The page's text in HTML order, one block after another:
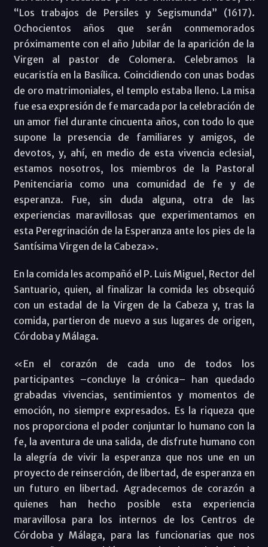
“Los trabajos de Persiles y Segismunda” (1617).
Ochocientos años que serán conmemorados
próximamente con el año Jubilar de la aparición de la
Virgen al pastor de Colomera. Celebramos la
eucaristía en la Basílica. Coincidiendo con unas bodas
de oro matrimoniales, el templo estaba lleno. La misa
fue esa expresión de fe marcada por la celebración de
un amor fiel durante cincuenta años, con todo lo que
supone la presencia de familiares y amigos, de
devotos, y, ahí, en medio de esta vivencia eclesial,
estamos nosotros, los miembros de la Pastoral
Penitenciaria como una comunidad de fe y de
esperanza. Fue, sin duda alguna, otra de las
experiencias maravillosas que experimentamos en
esta Peregrinación de la Esperanza ante los pies de la
Santísima Virgen de la Cabeza».
En la comida les acompañó el P. Luis Miguel, Rector del
Santuario, quien, al finalizar la comida les obsequió
con un estadal de la Virgen de la Cabeza y, tras la
comida, partieron de nuevo a sus lugares de origen,
Córdoba y Málaga.
«En el corazón de cada uno de todos los
participantes –concluye la crónica– han quedado
grabadas vivencias, sentimientos y momentos de
emoción, no siempre expresados. Es la riqueza que
nos proporciona el poder conjuntar lo humano con la
fe, la aventura de una salida, de disfrute humano con
la alegría de vivir la esperanza que nos une en un
proyecto de reinserción, de libertad, de esperanza en
un futuro en libertad. Agradecemos de corazón a
quienes han hecho posible esta experiencia
maravillosa para los internos de los Centros de
Córdoba y Málaga, para las funcionarias que nos